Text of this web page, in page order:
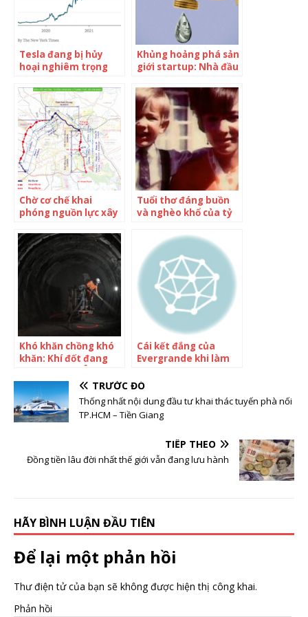
Tesla đang bị hủy
hoại nghiêm trọng
hóa bốc hơi 400 tỷ
USD, nhân tài rời bỏ,
khó khăn bủa vây
nhưng CEO chỉ mai
mê tweet cãi cọ qua
lại
Khủng hoảng phá sản
giới startup: Nhà đầu
tháng tới sẽ còn khó
khăn hơn
Chờ cơ chế khai
phóng nguồn lực xây
nghìn tỷ để đời
Tuổi thơ đáng buồn
và nghèo khổ của tỷ
trai bà mẹ đơn thân
trẻ tuổi đến người
giàu bậc nhất hành
tinh
Khó khăn chồng khó
khăn: Khí đốt đang
tranh cãi về chất thải
hạt nhân
Cái kết đắng của
Evergrande khi làm
vốn hóa lớn hơn Ford,
‘nổ’ sẽ vượt Tesla
trong 3 – 5 năm giờ
hết sạch tiền, nguy cơ
TRƯỚC ĐÓ
Thống nhất nội dung đầu tư khai thác tuyến phà nối
TP.HCM – Tiền Giang
TIẾP THEO
Đồng tiền lâu đời nhất thế giới vẫn đang lưu hành
HÃY BÌNH LUẬN ĐẦU TIÊN
Để lại một phản hồi
Thư điện tử của bạn sẽ không được hiện thị công khai.
Phản hồi